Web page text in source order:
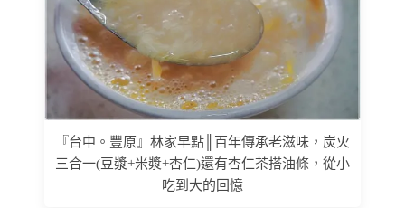
『台中。豐原』林家早點║百年傳承老滋味，炭火
三合一(豆漿+米漿+杏仁)還有杏仁茶搭油條，從小
吃到大的回憶